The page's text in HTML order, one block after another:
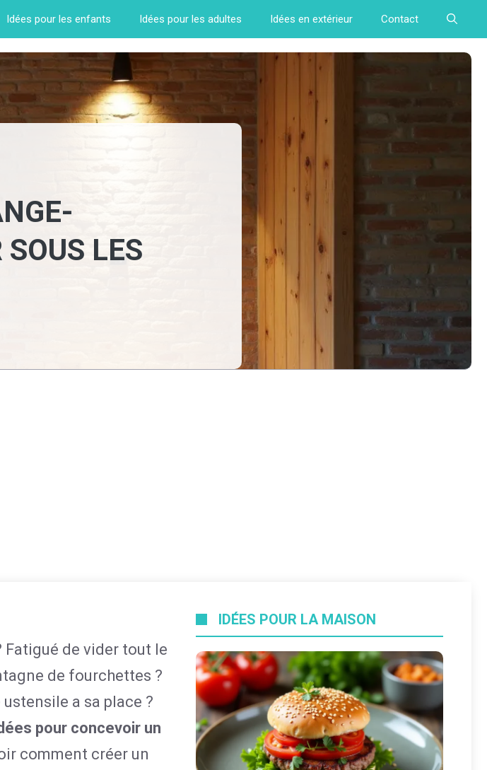
Idées pour les enfants Idées pour les adultes Idées en extérieur Contact
LES
de vider tout le
de fourchettes ?
ustensile a sa place ?
pour concevoir un
comment créer un
IDÉES POUR LA MAISON